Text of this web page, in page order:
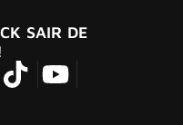
SAIR DE